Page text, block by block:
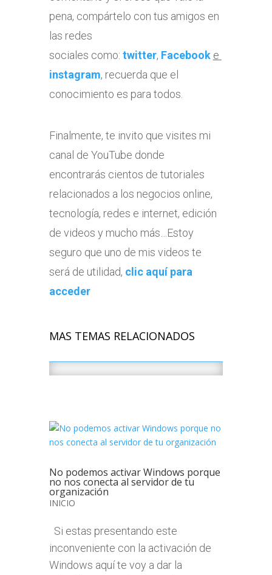
pena, compártelo con tus amigos en
las redes
sociales como: twitter, Facebook e
instagram, recuerda que el
conocimiento es para todos.
Finalmente, te invito que visites mi
canal de YouTube donde
encontrarás cientos de tutoriales
relacionados a los negocios online,
tecnología, redes e internet, edición
de videos y mucho más…Estoy
seguro que uno de mis videos te
será de utilidad, clic aquí para
acceder
MAS TEMAS RELACIONADOS
No podemos activar Windows porque
no nos conecta al servidor de tu
organización
INICIO
Si estas presentando este
inconveniente con la activación de
Windows aquí te voy a dar la